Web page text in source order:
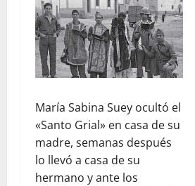
María Sabina Suey ocultó el
«Santo Grial» en casa de su
madre, semanas después
lo llevó a casa de su
hermano y ante los